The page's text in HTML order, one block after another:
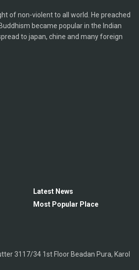
of non-violent to all world. He preached
became popular in the Indian
to japan, chine and many foreign
Latest News
Most Popular Place
3117/34 1st Floor Beadan Pura, Karol